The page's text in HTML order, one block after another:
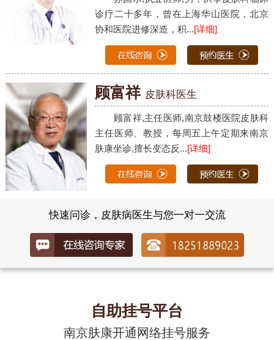
诊疗二十多年，曾在上海华山医院，北京
协和医院进修深造，积...[详细]
顾富祥 皮肤科医生
顾富祥,主任医师,南京鼓楼医院皮肤科
主任医师、教授，每周五上午定期来南京
肤康坐诊,擅长变态反...[详细]
快速问诊，皮肤病医生与您一对一交流
自助挂号平台
南京肤康开通网络挂号服务